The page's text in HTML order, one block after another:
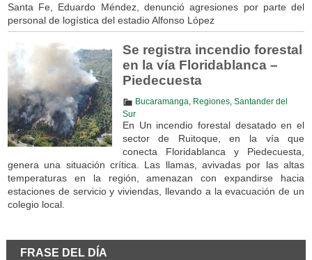
Santa Fe, Eduardo Méndez, denunció agresiones por parte del
personal de logística del estadio Alfonso López
Se registra incendio forestal
en la vía Floridablanca –
Piedecuesta
Bucaramanga Regiones, Santander del
Sur
En Un incendio forestal desatado en el
sector de Ruitoque, en la vía que
conecta Floridablanca y Piedecuesta,
genera una situación crítica. Las llamas, avivadas por las altas
temperaturas en la región, amenazan con expandirse hacia
estaciones de servicio y viviendas, llevando a la evacuación de un
colegio local.
FRASE DEL DÍA